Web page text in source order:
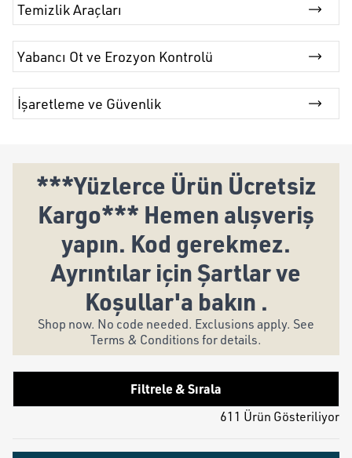
Temizlik Araçları
Yabancı Ot ve Erozyon Kontrolü
İşaretleme ve Güvenlik
***Yüzlerce Ürün Ücretsiz
Kargo*** Hemen alışveriş
yapın. Kod gerekmez.
Ayrıntılar için Şartlar ve
Koşullar'a bakın .
Shop now. No code needed. Exclusions apply. See
Terms & Conditions for details.
Filtrele & Sırala
611 Ürün Gösteriliyor